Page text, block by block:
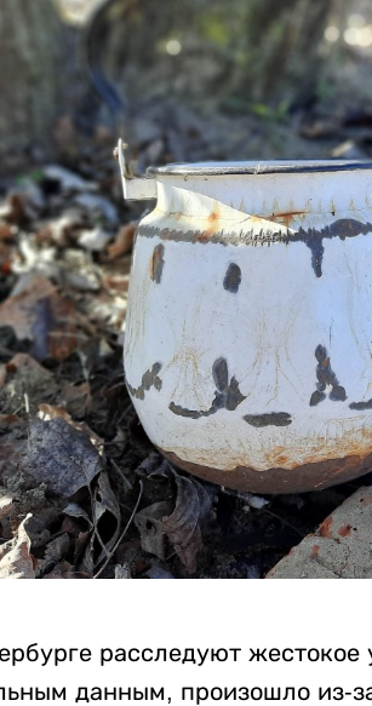
расследуют
данным, произошло из-